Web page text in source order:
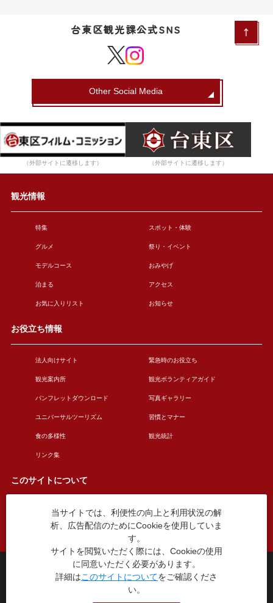
台東区観光課公式SNS
Other Social Media
（外部サイトに遷移します） （外部サイトに遷移します）
観光情報
特集 スポット・体験
グルメ 祭り・イベント
モデルコース おみやげ
泊まる アクセス
お気に入りリスト お知らせ
お役立ち情報
法人向けサイト 緊急時のお役立ち
観光案内所 観光ボランティアガイド
パンフレットダウンロード 写真ギャラリー
ユニバーサルツーリズム 習慣とマナー
食の多様性 観光統計
リンク集
このサイトについて
このサイトについて 広告掲載について
お問い合わせ
台東区役所観光課
〒110-8615 東京都台東区東上野4丁目5番6号
TEL：03-5246-1151
当サイトでは、利便性の向上と利用状況の解
析、広告配信のためにCookieを使用していま
す。
サイトを閲覧いただく際には、Cookieの使用
に同意いただく必要があります。
詳細はこのサイトについてをご確認くださ
い。